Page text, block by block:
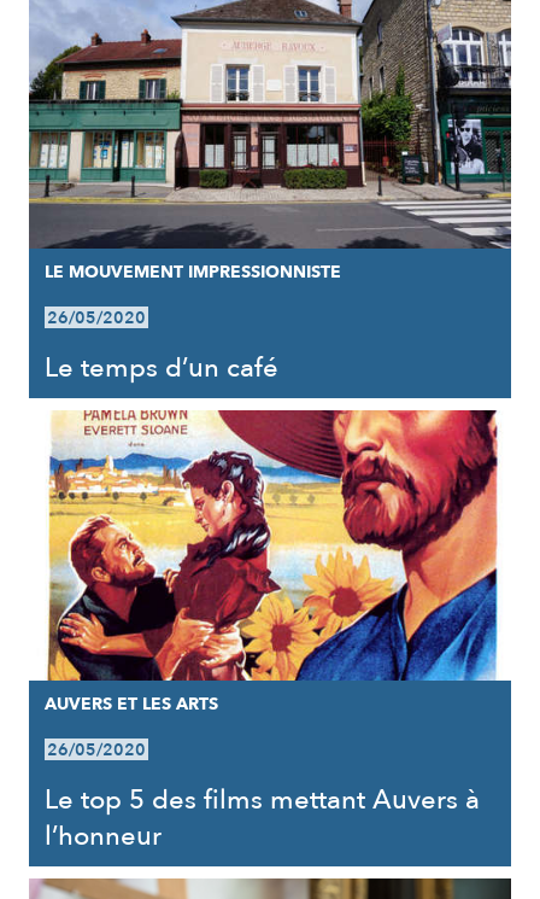
LE MOUVEMENT IMPRESSIONNISTE
26/05/2020
Le temps d’un café
AUVERS ET LES ARTS
26/05/2020
Le top 5 des films mettant Auvers à
l’honneur